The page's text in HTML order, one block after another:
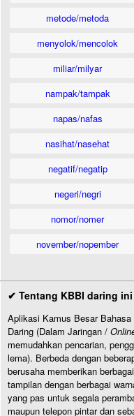
metode/metoda
menyolok/mencolok
miliar/milyar
nampak/tampak
napas/nafas
nasihat/nasehat
negatif/negatip
negeri/negri
nomor/nomer
november/nopember
✔ Tentang KBBI daring ini
Aplikasi Kamus Besar
Daring (Dalam Jaringan /
memudahkan pencarian,
lema). Berbeda dengan
berusaha memberikan
tampilan dengan berbagai
yang pas untuk segala
maupun telepon pintar dan